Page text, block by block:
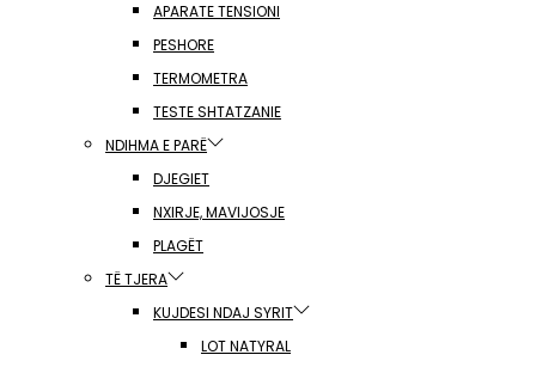
APARATE TENSIONI
PESHORE
TERMOMETRA
TESTE SHTATZANIE
NDIHMA E PARË
DJEGIET
NXIRJE, MAVIJOSJE
PLAGËT
TË TJERA
KUJDESI NDAJ SYRIT
LOT NATYRAL